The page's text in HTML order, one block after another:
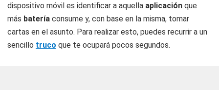
dispositivo móvil es identificar a aquella aplicación que
más batería consume y, con base en la misma, tomar
cartas en el asunto. Para realizar esto, puedes recurrir a un
sencillo truco que te ocupará pocos segundos.